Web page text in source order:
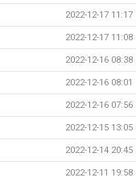
2022-12-17 11:17
2022-12-17 11:08
2022-12-16 08:38
2022-12-16 08:01
2022-12-16 07:56
2022-12-15 13:05
2022-12-14 20:45
2022-12-11 19:58